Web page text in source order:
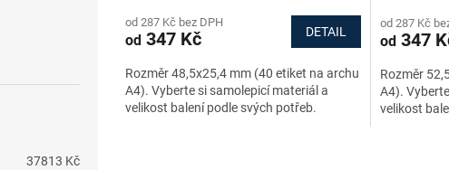
37813 Kč
od 287 Kč bez DPH
od 347 Kč DETAIL
Rozměr 48,5x25,4 mm (40 etiket na archu
A4). Vyberte si samolepicí materiál a
velikost balení podle svých potřeb.
od 287 Kč
od347
Rozměr
A4).
velikost